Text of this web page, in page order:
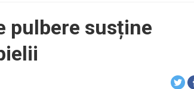
pulbere susține